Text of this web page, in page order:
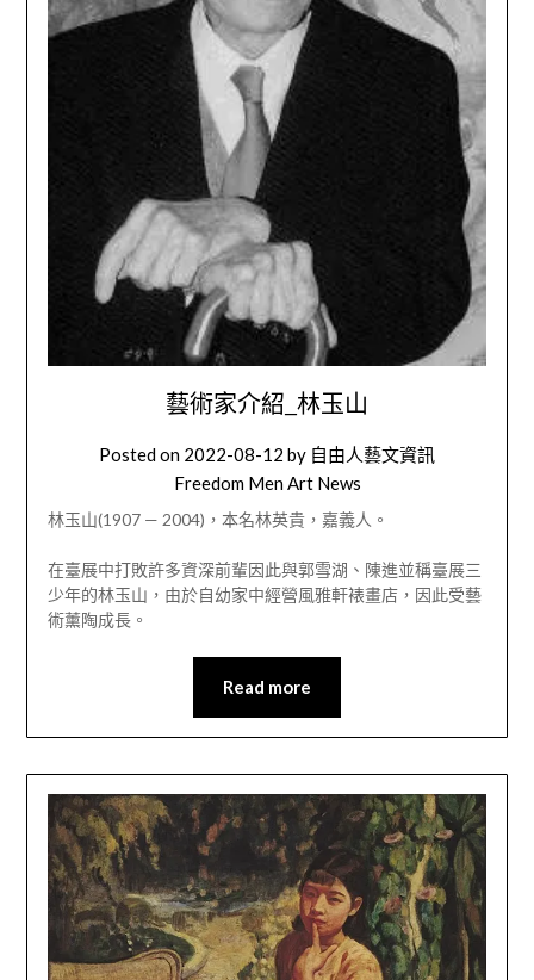
藝術家介紹_林玉山
Posted on 2022-08-12 by 自由人藝文資訊
Freedom Men Art News
林玉山(1907 — 2004)，本名林英貴，嘉義人。
在臺展中打敗許多資深前輩因此與郭雪湖、陳進並稱臺展三
少年的林玉山，由於自幼家中經營風雅軒裱畫店，因此受藝
術薰陶成長。
Read more